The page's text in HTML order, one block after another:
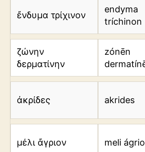
ἔνδυμα τρίχινον
endyma
tríchinon
ζώνην
δερματίνην
zónēn
ἀκρίδες akrides
μέλι ἄγριον meli